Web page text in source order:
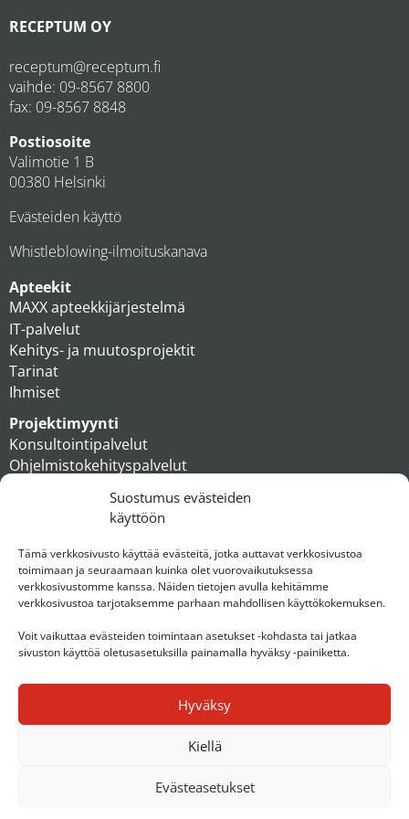
Suostumus evästeiden
käyttöön
Tämä verkkosivusto käyttää evästeitä, jotka auttavat verkkosivustoa
toimimaan ja seuraamaan kuinka olet vuorovaikutuksessa
verkkosivustomme kanssa. Näiden tietojen avulla kehitämme
verkkosivustoa tarjotaksemme parhaan mahdollisen käyttökokemuksen.
Voit vaikuttaa evästeiden toimintaan asetukset -kohdasta tai jatkaa
sivuston käyttöä oletusasetuksilla painamalla hyväksy -painiketta.
Hyväksy
Kiellä
Evästeasetukset
RECEPTUM OY
receptum@receptum.fi
vaihde: 09-8567 8800
fax: 09-8567 8848
Postiosoite
Valimotie 1 B
00380 Helsinki
Evästeiden käyttö
Whistleblowing-ilmoituskanava
Apteekit
MAXX apteekkijärjestelmä
IT-palvelut
Kehitys- ja muutosprojektit
Tarinat
Ihmiset
Projektimyynti
Konsultointipalvelut
Ohjelmistokehityspalvelut
Ihmiset
Konserni
Ota yhteyttä